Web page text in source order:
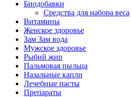
Биодобавки
Средства для набора веса
Витамины
Женское здоровье
Зам Зам вода
Мужское здоровье
Рыбий жир
Пальмовая пыльца
Назальные капли
Лечебные пасты
Препараты